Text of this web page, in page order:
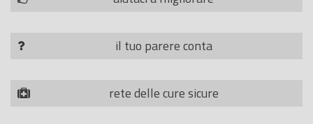
il tuo parere conta
rete delle cure sicure